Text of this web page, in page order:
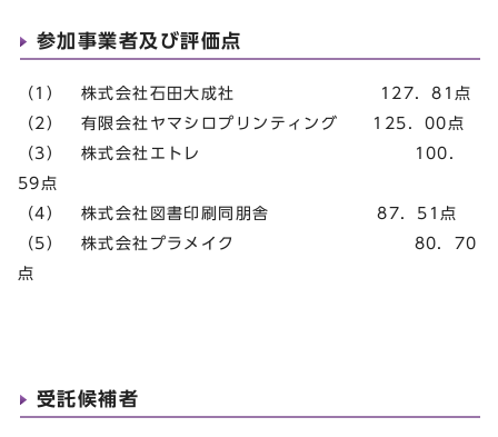
参加事業者及び評価点
（1） 株式会社石田大成社 127．81点
（2） 有限会社ヤマシロプリンティング 125．00点
（3） 株式会社エトレ 100．
59点
（4） 株式会社図書印刷同朋舎 87．51点
（5） 株式会社プラメイク 80．70
点
受託候補者